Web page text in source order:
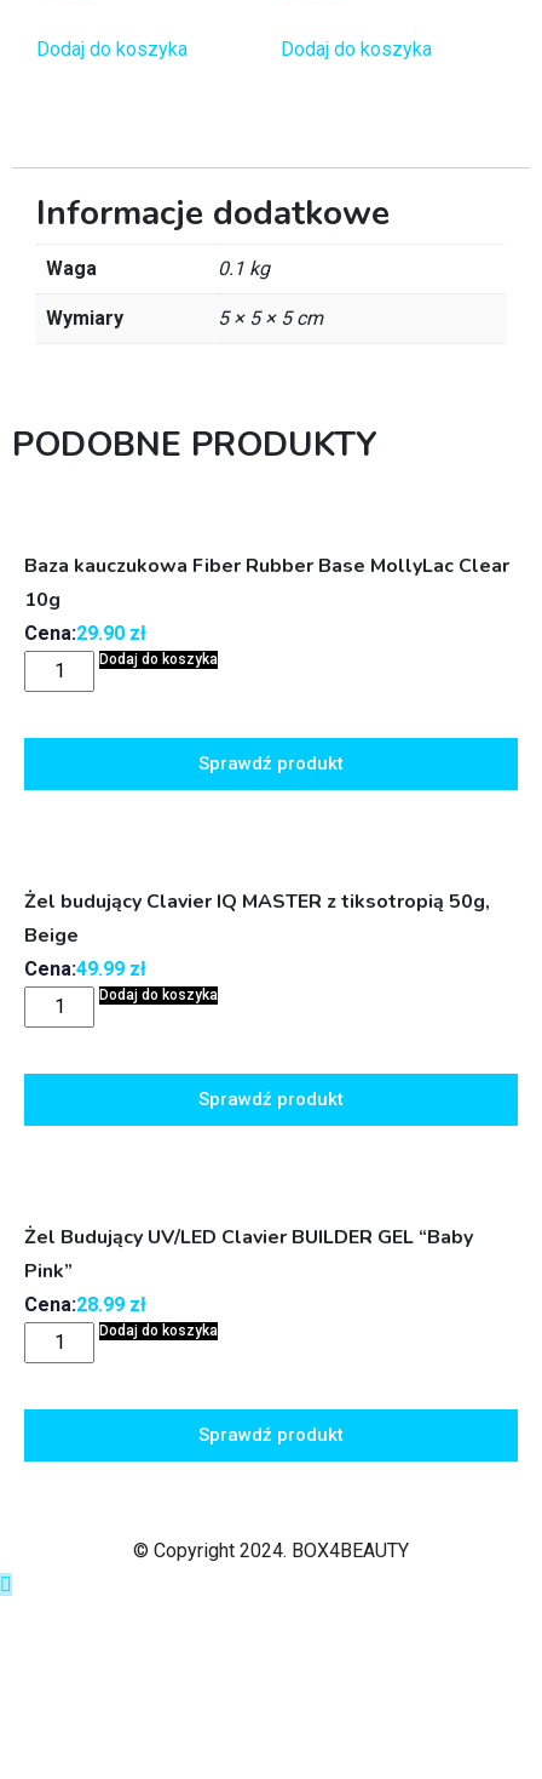
Dodaj do koszyka Dodaj do koszyka
Informacje dodatkowe
Waga 0.1 kg
Wymiary 5 × 5 × 5 cm
PODOBNE PRODUKTY
Baza kauczukowa Fiber Rubber Base MollyLac Clear
10g
Cena:29.90 zł
Dodaj do koszyka
Sprawdź produkt
Żel budujący Clavier IQ MASTER z tiksotropią 50g,
Beige
Cena:49.99 zł
Dodaj do koszyka
Sprawdź produkt
Żel Budujący UV/LED Clavier BUILDER GEL “Baby
Pink”
Cena:28.99 zł
Dodaj do koszyka
Sprawdź produkt
© Copyright 2024. BOX4BEAUTY